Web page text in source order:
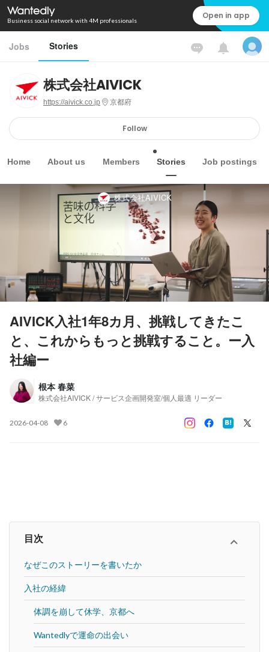
Business social network with 4M professionals Open in app
Jobs Stories
株式会社AIVICK
https://aivick.co.jp 京都府
Follow
Home About us Members Stories Job postings
株式会社AIVICK
AIVICK入社1年8カ月、挑戦してきたこ
と、これからもっと挑戦すること。ー入
社編ー
根本 春菜
株式会社AIVICK / サービス企画開発室/個人最適 リーダー
2026-04-08 6
目次
なぜこのストーリーを書いたか
入社の経緯
体調を崩して休学、京都へ
Wantedlyで運命の出会い